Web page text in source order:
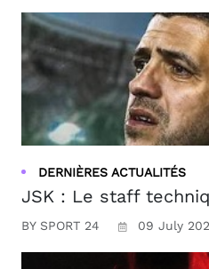
DERNIÈRES ACTUALITÉS
JSK : Le staff
BY SPORT 24 09 July